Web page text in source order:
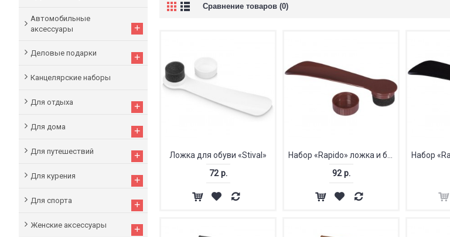
Автомобильные
аксессуары
+
Деловые подарки +
Канцелярские наборы
Для отдыха +
Для дома +
Для путешествий +
Для курения +
Для спорта +
Женские аксессуары +
Сравнение товаров (0)
Ложка для обуви «Stival»
72 р. 92 р.